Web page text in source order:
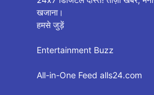
खजाना।
हमसे जुड़ें
Entertainment Buzz
All-in-One Feed alls24.com